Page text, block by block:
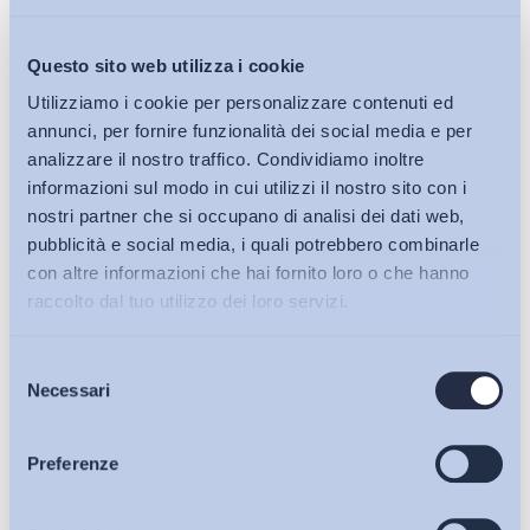
Questo sito web utilizza i cookie
Utilizziamo i cookie per personalizzare contenuti ed
annunci, per fornire funzionalità dei social media e per
analizzare il nostro traffico. Condividiamo inoltre
informazioni sul modo in cui utilizzi il nostro sito con i
nostri partner che si occupano di analisi dei dati web,
pubblicità e social media, i quali potrebbero combinarle
con altre informazioni che hai fornito loro o che hanno
raccolto dal tuo utilizzo dei loro servizi.
delNecessari
Preferenze
Bollettini ADAPT
Articoli
Condividi su:
Ultimi Interventi